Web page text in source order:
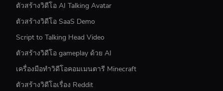
ตัวสร้างวิดีโอ AI Talking Avatar
ตัวสร้างวิดีโอ SaaS Demo
Script to Talking Head Video
ตัวสร้างวิดีโอ gameplay ด้วย AI
เครื่องมือทำวิดีโอคอมเมนตารี Minecraft
ตัวสร้างวิดีโอเรื่อง Reddit